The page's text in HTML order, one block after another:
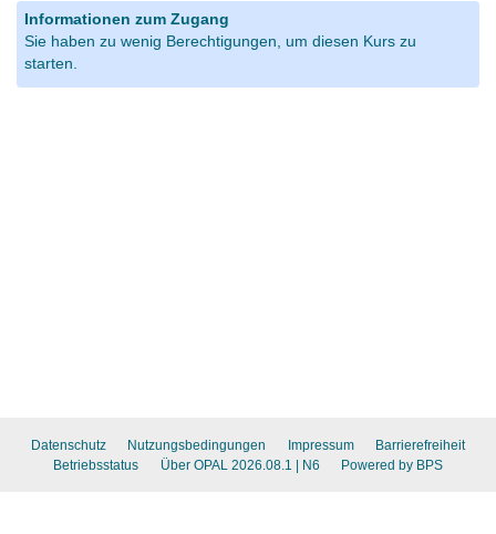
Informationen zum Zugang
Sie haben zu wenig Berechtigungen, um diesen Kurs zu
starten.
Datenschutz Nutzungsbedingungen Impressum
Barrierefreiheit
Betriebsstatus
Über OPAL 2026.08.1 | N6 Powered by BPS